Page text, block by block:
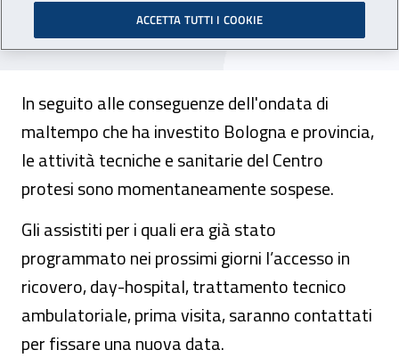
tecniche e sanitarie del Centro protesi di
Vigorso di Budrio.
In seguito alle conseguenze dell'ondata di
maltempo che ha investito Bologna e provincia,
le attività tecniche e sanitarie del Centro
protesi sono momentaneamente sospese.
Gli assistiti per i quali era già stato
programmato nei prossimi giorni l’accesso in
ricovero, day-hospital, trattamento tecnico
ambulatoriale, prima visita, saranno contattati
per fissare una nuova data.
ACCETTA TUTTI I COOKIE